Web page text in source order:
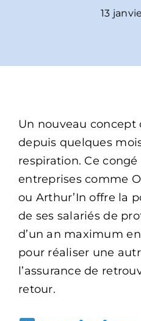
13
Un nouveau concept
depuis quelques
respiration. Ce
entreprises comme
ou Arthur’In offre la
de ses salariés de
d’un an maximum
pour réaliser une
l’assurance de
retour.